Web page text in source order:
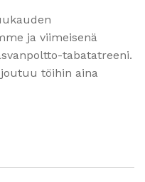
ja viimeisenä
tabatatreeni.
töihin aina